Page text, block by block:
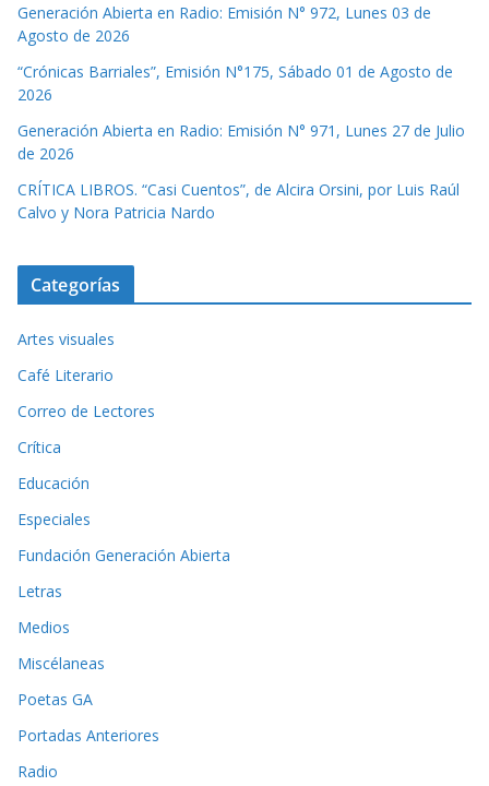
Generación Abierta en Radio: Emisión N° 972, Lunes 03 de
Agosto de 2026
“Crónicas Barriales”, Emisión N°175, Sábado 01 de Agosto de
2026
Generación Abierta en Radio: Emisión N° 971, Lunes 27 de Julio
de 2026
CRÍTICA LIBROS. “Casi Cuentos”, de Alcira Orsini, por Luis Raúl
Calvo y Nora Patricia Nardo
Categorías
Artes visuales
Café Literario
Correo de Lectores
Crítica
Educación
Especiales
Fundación Generación Abierta
Letras
Medios
Miscélaneas
Poetas GA
Portadas Anteriores
Radio